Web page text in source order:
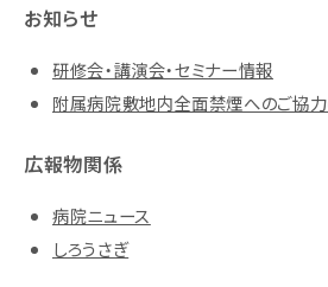
お知らせ
研修会・講演会・セミナー情報
附属病院敷地内全面禁煙へのご協
広報物関係
病院ニュース
しろうさぎ